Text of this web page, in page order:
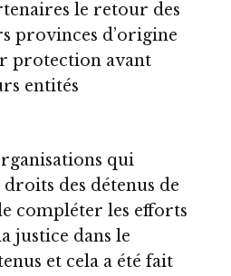
le retour des
provinces d’origine
protection avant
entités
qui
des détenus de
compléter les efforts
justice dans le
et cela a été fait